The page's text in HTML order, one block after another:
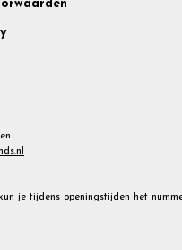
je tijdens openingstijden het